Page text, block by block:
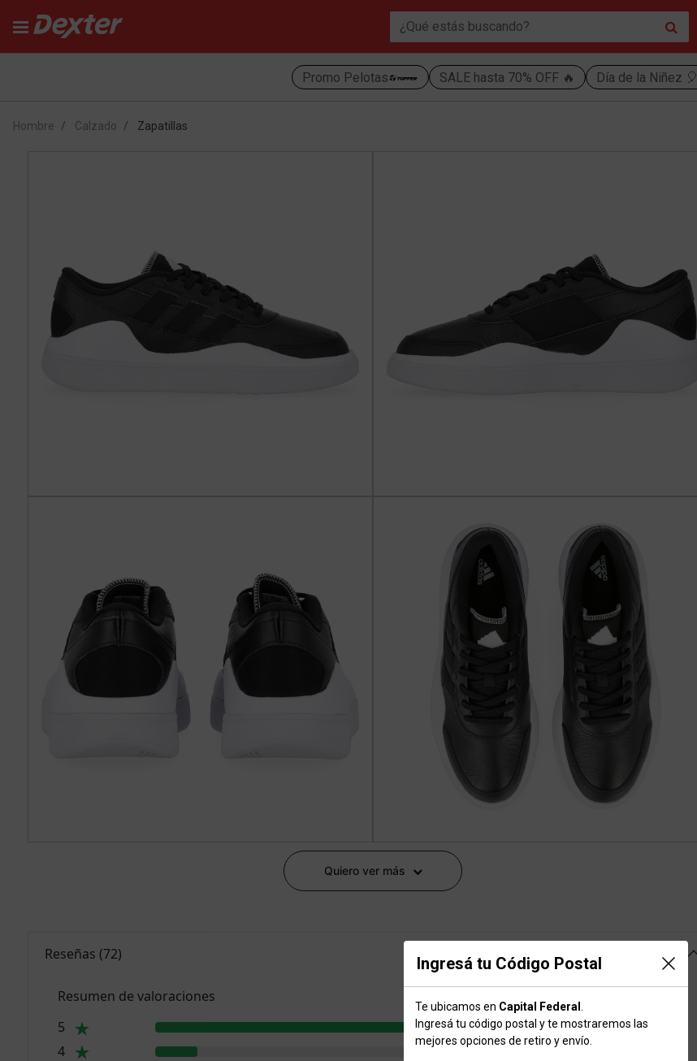
Promo Pelotas SALE hasta 70% OFF 🔥 Día de la Niñez 🎈
Ingresá tu Código Postal
Te ubicamos en Capital Federal
Ingresá tu código postal y te mostraremos las
mejores opciones de retiro y envío.
Hombre Calzado Zapatillas
Quiero ver más
Reseñas (72)
Resumen de valoraciones
5
60
4